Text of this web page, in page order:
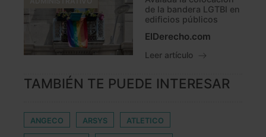
de la bandera LGTBI en
edificios públicos
ElDerecho.com
Leer artículo
TAMBIÉN TE PUEDE INTERESAR
ANGECO ARSYS ATLETICO